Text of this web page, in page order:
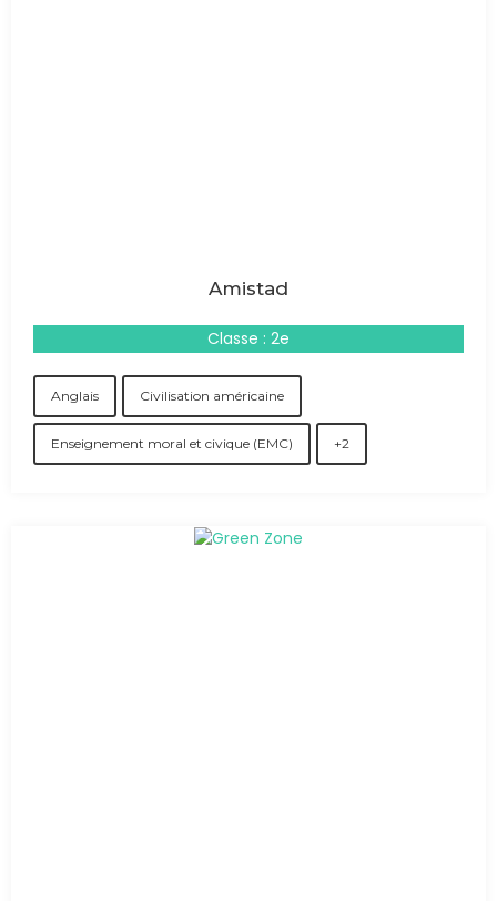
Amistad
Classe : 2e
Anglais Civilisation américaine
Enseignement moral et civique (EMC) +2